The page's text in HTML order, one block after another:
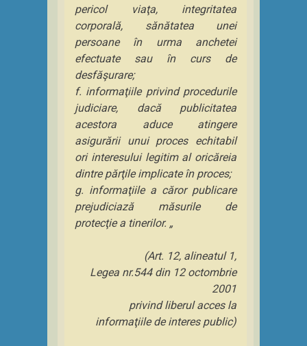
pericol viaţa, integritatea
corporală, sănătatea unei
persoane în urma anchetei
efectuate sau în curs de
desfăşurare;
f. informaţiile privind procedurile
judiciare, dacă publicitatea
acestora aduce atingere
asigurării unui proces echitabil
ori interesului legitim al oricăreia
dintre părţile implicate în proces;
g. informaţiile a căror publicare
prejudiciază măsurile de
protecţie a tinerilor. „
(Art. 12, alineatul 1,
Legea nr.544 din 12 octombrie
2001
privind liberul acces la
informaţiile de interes public)